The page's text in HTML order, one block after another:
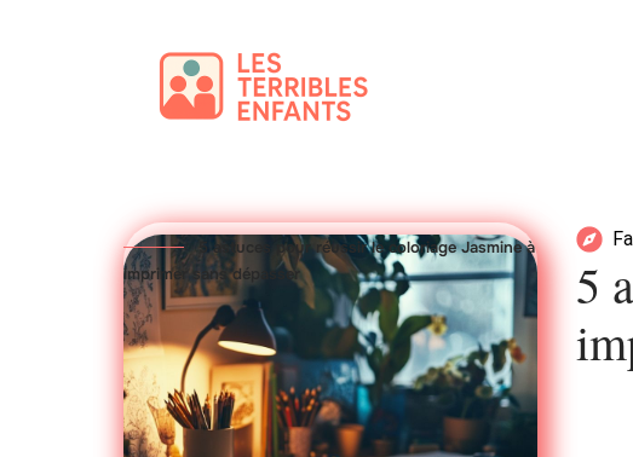
5 astuces pour réussir le coloriage Jasmine à
imprimer sans dépasser
5